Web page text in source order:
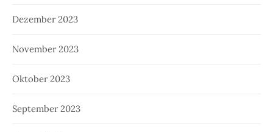
Dezember 2023
November 2023
Oktober 2023
September 2023